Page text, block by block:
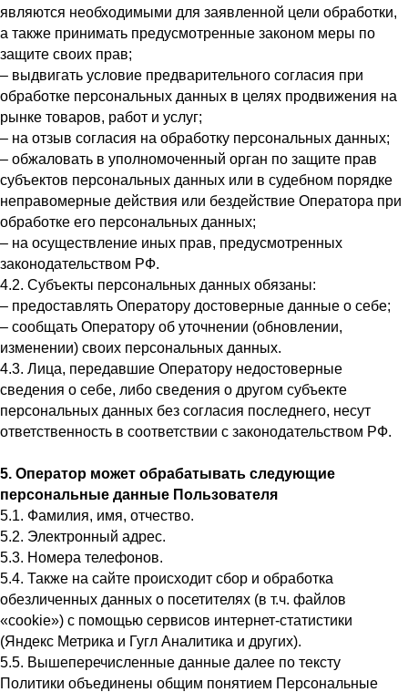
являются необходимыми для заявленной цели обработки,
а также принимать предусмотренные законом меры по
защите своих прав;
– выдвигать условие предварительного согласия при
обработке персональных данных в целях продвижения на
рынке товаров, работ и услуг;
– на отзыв согласия на обработку персональных данных;
– обжаловать в уполномоченный орган по защите прав
субъектов персональных данных или в судебном порядке
неправомерные действия или бездействие Оператора при
обработке его персональных данных;
– на осуществление иных прав, предусмотренных
законодательством РФ.
4.2. Субъекты персональных данных обязаны:
– предоставлять Оператору достоверные данные о себе;
– сообщать Оператору об уточнении (обновлении,
изменении) своих персональных данных.
4.3. Лица, передавшие Оператору недостоверные
сведения о себе, либо сведения о другом субъекте
персональных данных без согласия последнего, несут
ответственность в соответствии с законодательством РФ.
5. Оператор может обрабатывать следующие
персональные данные Пользователя
5.1. Фамилия, имя, отчество.
5.2. Электронный адрес.
5.3. Номера телефонов.
5.4. Также на сайте происходит сбор и обработка
обезличенных данных о посетителях (в т.ч. файлов
«cookie») с помощью сервисов интернет-статистики
(Яндекс Метрика и Гугл Аналитика и других).
5.5. Вышеперечисленные данные далее по тексту
Политики объединены общим понятием Персональные